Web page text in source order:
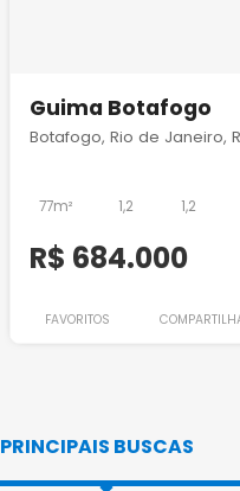
Guima Botafogo
Botafogo, Rio de Janeiro,
77m² 1,2 1,2
R$ 684.000
FAVORITOS
PRINCIPAIS BUSCAS